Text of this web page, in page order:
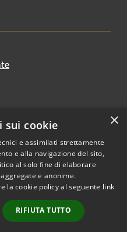
Copyright © 2026 • Comune di
Paternò • Powered by
Municipium•
Accesso
redazione
×
sui cookie
e assimilati strettamente
e alla navigazione del sito,
al solo fine di elaborare
e anonime.
la cookie policy al seguente link
RIFIUTA TUTTO